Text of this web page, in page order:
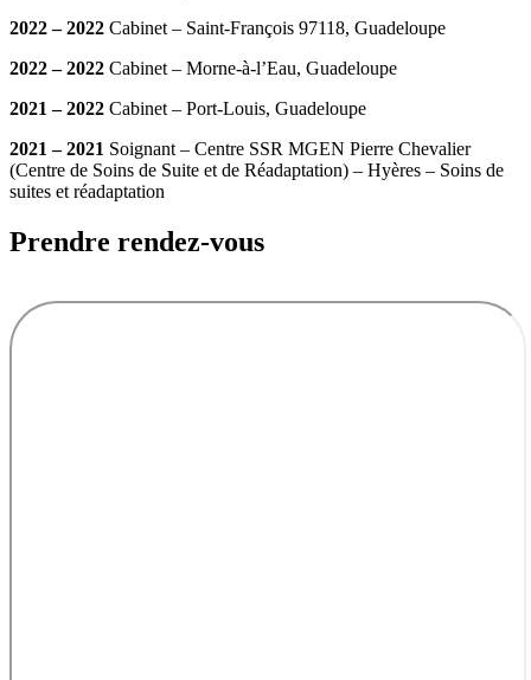
2022 – 2022 Cabinet – Saint-François 97118, Guadeloupe
2022 – 2022 Cabinet – Morne-à-l’Eau, Guadeloupe
2021 – 2022 Cabinet – Port-Louis, Guadeloupe
2021 – 2021 Soignant – Centre SSR MGEN Pierre Chevalier
(Centre de Soins de Suite et de Réadaptation) – Hyères – Soins de
suites et réadaptation
Prendre rendez-vous